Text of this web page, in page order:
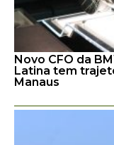
Novo CFO da
Latina tem
Manaus